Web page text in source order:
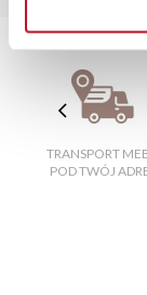
meble
TRANSPORT
POD TWÓJ